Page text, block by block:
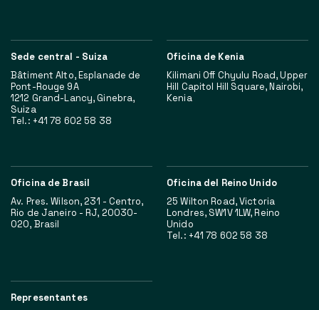
Sede central - Suiza
Bâtiment Alto, Esplanade de
Pont-Rouge 9A
1212 Grand-Lancy, Ginebra,
Suiza
Tel.: +41 78 602 58 38
Oficina de Kenia
Kilimani Off Chyulu Road, Upper
Hill Capitol Hill Square, Nairobi,
Kenia
Oficina de Brasil
Av. Pres. Wilson, 231 - Centro,
Rio de Janeiro - RJ, 20030-
020, Brasil
Oficina del Reino Unido
25 Wilton Road, Victoria
Londres, SW1V 1LW, Reino
Unido
Tel.: +41 78 602 58 38
Representantes